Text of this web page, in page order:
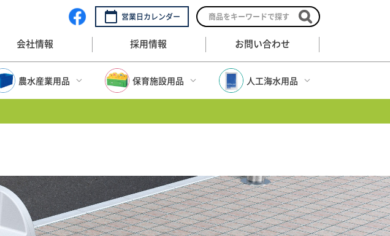
営業日カレンダー
会社情報 採用情報 お問い合わせ
農水産業用品 保育施設用品 人工海水用品
大型容器(プラスチック)